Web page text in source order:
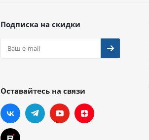
Подписка на скидки
Оставайтесь на связи